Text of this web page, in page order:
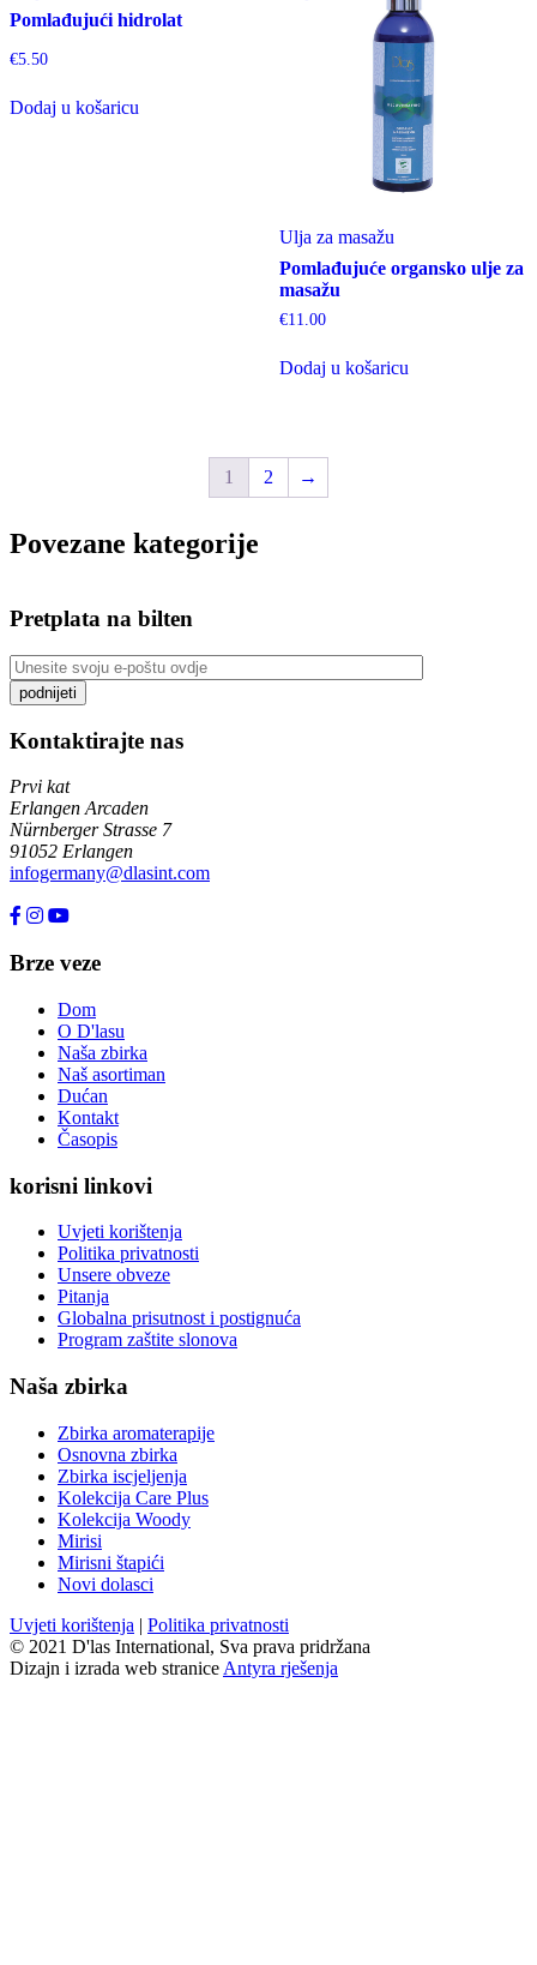
Pomlađujući hidrolat
€5.50
Dodaj u košaricu
Ulja za masažu
Pomlađujuće organsko ulje za
masažu
€11.00
Dodaj u košaricu
1 2 →
Povezane kategorije
Pretplata na bilten
Kontaktirajte nas
Prvi kat
Erlangen Arcaden
Nürnberger Strasse 7
91052 Erlangen
infogermany@dlasint.com
Brze veze
Dom
O D'lasu
Naša zbirka
Naš asortiman
Dućan
Kontakt
Časopis
korisni linkovi
Uvjeti korištenja
Politika privatnosti
Unsere obveze
Pitanja
Globalna prisutnost i postignuća
Program zaštite slonova
Naša zbirka
Zbirka aromaterapije
Osnovna zbirka
Zbirka iscjeljenja
Kolekcija Care Plus
Kolekcija Woody
Mirisi
Mirisni štapići
Novi dolasci
Uvjeti korištenja | Politika privatnosti
© 2021 D'las International, Sva prava pridržana
Dizajn i izrada web stranice Antyra rješenja